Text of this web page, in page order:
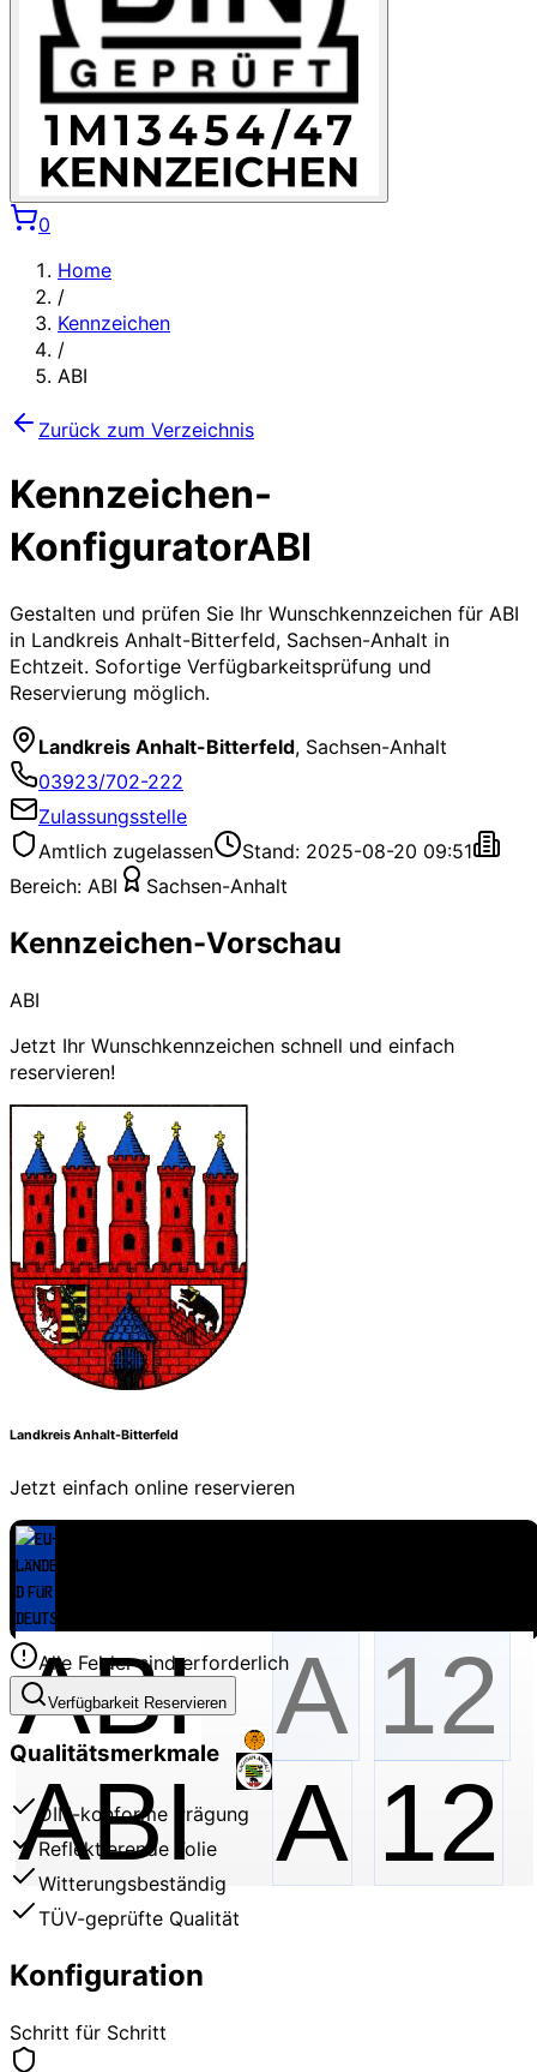
0
Home
/
Kennzeichen
/
ABI
Zurück zum Verzeichnis
Kennzeichen-
KonfiguratorABI
Gestalten und prüfen Sie Ihr Wunschkennzeichen für ABI
in Landkreis Anhalt-Bitterfeld, Sachsen-Anhalt in
Echtzeit. Sofortige Verfügbarkeitsprüfung und
Reservierung möglich.
Landkreis Anhalt-Bitterfeld, Sachsen-Anhalt
03923/702-222
Zulassungsstelle
Amtlich zugelassen
Stand: 2025-08-20 09:51
Bereich: ABI Sachsen-Anhalt
Kennzeichen-Vorschau
ABI
Jetzt Ihr Wunschkennzeichen schnell und einfach
reservieren!
Landkreis Anhalt-Bitterfeld
Jetzt einfach online reservieren
ABI A 12
Alle Felder sind erforderlich
Verfügbarkeit Reservieren
Qualitätsmerkmale
DIN-konforme Prägung
Reflektierende Folie
Witterungsbeständig
TÜV-geprüfte Qualität
Konfiguration
Schritt für Schritt